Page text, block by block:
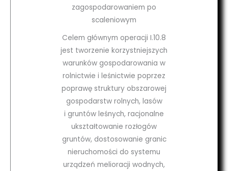
zagospodarowaniem po
scaleniowym
Celem głównym operacji I.10.8
jest tworzenie korzystniejszych
warunków gospodarowania w
rolnictwie i leśnictwie poprzez
poprawę struktury obszarowej
gospodarstw rolnych, lasów
i gruntów leśnych, racjonalne
ukształtowanie rozłogów
gruntów, dostosowanie granic
nieruchomości do systemu
urządzeń melioracji wodnych,